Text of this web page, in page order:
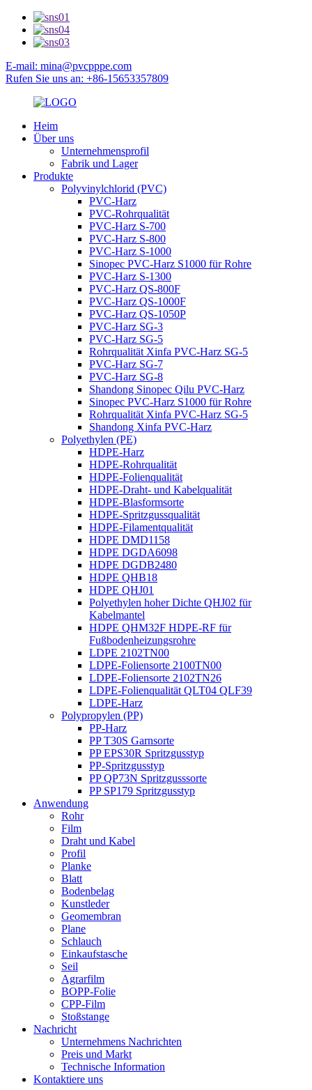
E-mail: mina@pvcpppe.com
Rufen Sie uns an: +86-15653357809
Heim
Über uns
Unternehmensprofil
Fabrik und Lager
Produkte
Polyvinylchlorid (PVC)
PVC-Harz
PVC-Rohrqualität
PVC-Harz S-700
PVC-Harz S-800
PVC-Harz S-1000
Sinopec PVC-Harz S1000 für Rohre
PVC-Harz S-1300
PVC-Harz QS-800F
PVC-Harz QS-1000F
PVC-Harz QS-1050P
PVC-Harz SG-3
PVC-Harz SG-5
Rohrqualität Xinfa PVC-Harz SG-5
PVC-Harz SG-7
PVC-Harz SG-8
Shandong Sinopec Qilu PVC-Harz
Sinopec PVC-Harz S1000 für Rohre
Rohrqualität Xinfa PVC-Harz SG-5
Shandong Xinfa PVC-Harz
Polyethylen (PE)
HDPE-Harz
HDPE-Rohrqualität
HDPE-Folienqualität
HDPE-Draht- und Kabelqualität
HDPE-Blasformsorte
HDPE-Spritzgussqualität
HDPE-Filamentqualität
HDPE DMD1158
HDPE DGDA6098
HDPE DGDB2480
HDPE QHB18
HDPE QHJ01
Polyethylen hoher Dichte QHJ02 für
Kabelmantel
HDPE QHM32F HDPE-RF für
Fußbodenheizungsrohre
LDPE 2102TN00
LDPE-Foliensorte 2100TN00
LDPE-Foliensorte 2102TN26
LDPE-Folienqualität QLT04 QLF39
LDPE-Harz
Polypropylen (PP)
PP-Harz
PP T30S Garnsorte
PP EPS30R Spritzgusstyp
PP-Spritzgusstyp
PP QP73N Spritzgusssorte
PP SP179 Spritzgusstyp
Anwendung
Rohr
Film
Draht und Kabel
Profil
Planke
Blatt
Bodenbelag
Kunstleder
Geomembran
Plane
Schlauch
Einkaufstasche
Seil
Agrarfilm
BOPP-Folie
CPP-Film
Stoßstange
Nachricht
Unternehmens Nachrichten
Preis und Markt
Technische Information
Kontaktiere uns